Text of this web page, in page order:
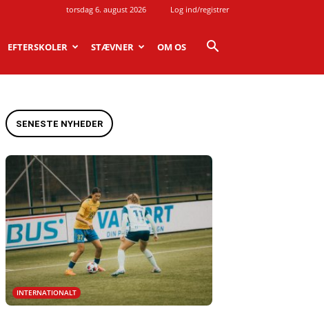
torsdag 6. august 2026 Log ind/registrer
EFTERSKOLER STÆVNER OM OS
SENESTE NYHEDER
INTERNATIONALT